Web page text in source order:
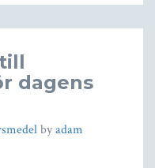
dagens
byadam